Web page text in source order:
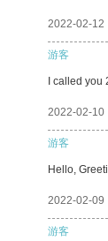
2022-02-12
游客
I called you
2022-02-10
游客
Hello,
2022-02-09
游客